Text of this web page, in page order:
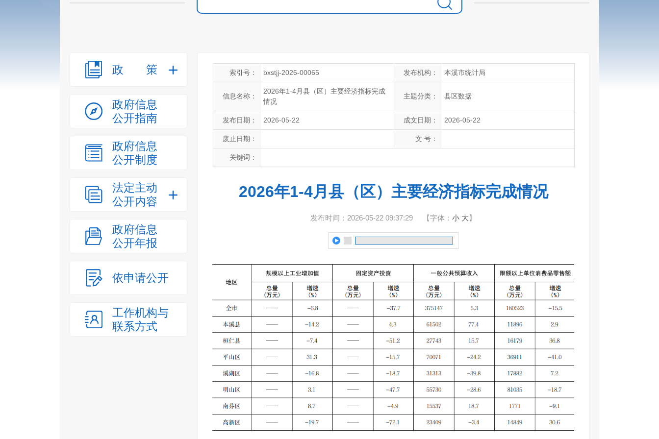
政策
政府信息
公开指南
政府信息
公开制度
法定主动
公开内容
政府信息
公开年报
依申请公开
工作机构与
联系方式
索引号： bxstjj-2026-00065 发布机构： 本溪市统计局
信息名称：
2026年1-4月县（区）主要经济指标完成
情况
主题分类： 县区数据
发布日期： 2026-05-22 成文日期： 2026-05-22
废止日期： 文 号：
关键词：
2026年1-4月县（区）主要经济指标完成情况
发布时间：2026-05-22 09:37:29 【字体： 小 大】